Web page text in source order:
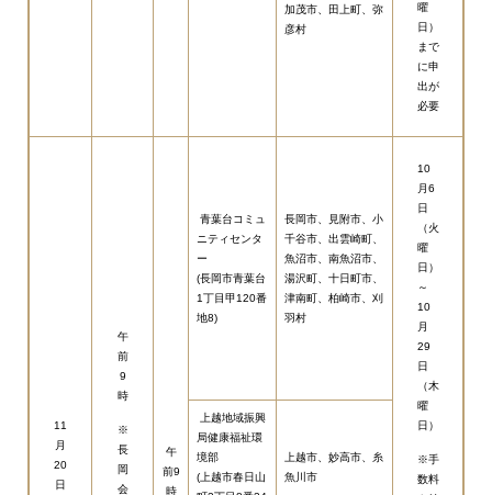
曜
日）
まで
に申
出が
必要
加茂市、田上町、弥
彦村​
11
月
20
日
午
前
9
時
※
長
岡
会
午
前9
時
青葉台コミュ
ニティセンタ
ー
(長岡市青葉台
1丁目甲120番
地8)
長岡市、見附市、小
千谷市、出雲崎町、
魚沼市、南魚沼市、
湯沢町、十日町市、
津南町、柏崎市、刈
羽村
10
月6
日
（火
曜
日）
～
10
月
29
日
（木
曜
日）
※手
数料
上越地域振興
局健康福祉環
境部
(上越市春日山
上越市、妙高市、糸
魚川市